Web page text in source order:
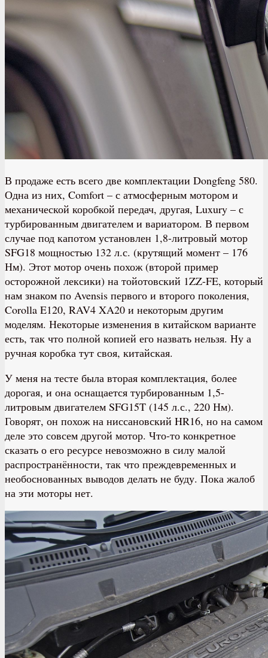
В продаже есть всего две комплектации Dongfeng 580.
Одна из них, Comfort – с атмосферным мотором и
механической коробкой передач, другая, Luxury – с
турбированным двигателем и вариатором. В первом
случае под капотом установлен 1,8-литровый мотор
SFG18 мощностью 132 л.с. (крутящий момент – 176
Нм). Этот мотор очень похож (второй пример
осторожной лексики) на тойотовский 1ZZ-FE, который
нам знаком по Avensis первого и второго поколения,
Corolla E120, RAV4 XA20 и некоторым другим
моделям. Некоторые изменения в китайском варианте
есть, так что полной копией его назвать нельзя. Ну а
ручная коробка тут своя, китайская.
У меня на тесте была вторая комплектация, более
дорогая, и она оснащается турбированным 1,5-
литровым двигателем SFG15T (145 л.с., 220 Нм).
Говорят, он похож на ниссановский HR16, но на самом
деле это совсем другой мотор. Что-то конкретное
сказать о его ресурсе невозможно в силу малой
распространённости, так что преждевременных и
необоснованных выводов делать не буду. Пока жалоб
на эти моторы нет.